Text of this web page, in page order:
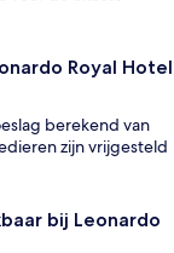
Royal Hotel
berekend van
zijn vrijgesteld
bij Leonardo